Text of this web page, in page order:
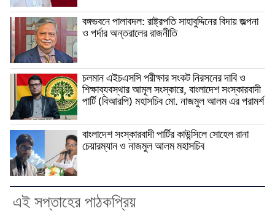
বঙ্গভবনে পালাবদল: রাষ্ট্রপতি সাহাবুদ্দিনের বিদায় জল্পনা
ও পর্দার অন্তরালের রাজনীতি
চলমান এইচএসসি পরীক্ষার সংকট নিরসনের দাবি ও
শিক্ষাব্যবস্থার আমূল সংস্কারে, বাংলাদেশ সংস্কারবাদী
পার্টি (বিআরপি) মহাসচিব মো. নাজমুল আলম এর পরামর্শ
বাংলাদেশ সংস্কারবাদী পার্টির কাউন্সিলে সোহেল রানা
চেয়ারম্যান ও নাজমুল আলম মহাসচিব
এই সপ্তাহের পাঠকপ্রিয়